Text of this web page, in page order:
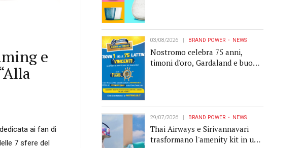
e
ai fan di
7 sfere del
03/08/2026 BRAND POWER NEWS
Nostromo celebra 75 anni,
timoni d'oro, Gardaland e buoni
29/07/2026 BRAND POWER NEWS
Thai Airways e Sirivannavari
trasformano l'amenity kit in un